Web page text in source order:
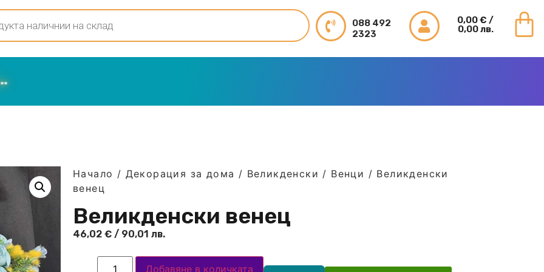
088 492
2323
0,00€ /
0,00 лв.
Начало / Декорация за дома / Великденски / Венци / Великденски
венец
Великденски венец
46,02 € / 90,01 лв.
Добавяне в количката